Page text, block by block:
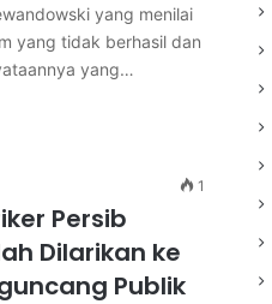
yang menilai
yang tidak berhasil dan
yang…
1
Persib
Dilarikan ke
Publik